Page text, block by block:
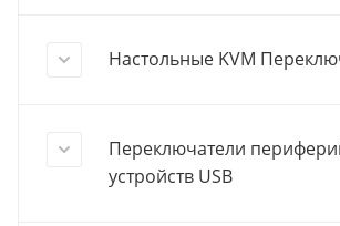
Настольные KVM
Переключатели
устройств USB